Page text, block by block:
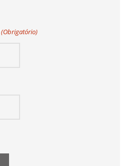
(Obrigatório)